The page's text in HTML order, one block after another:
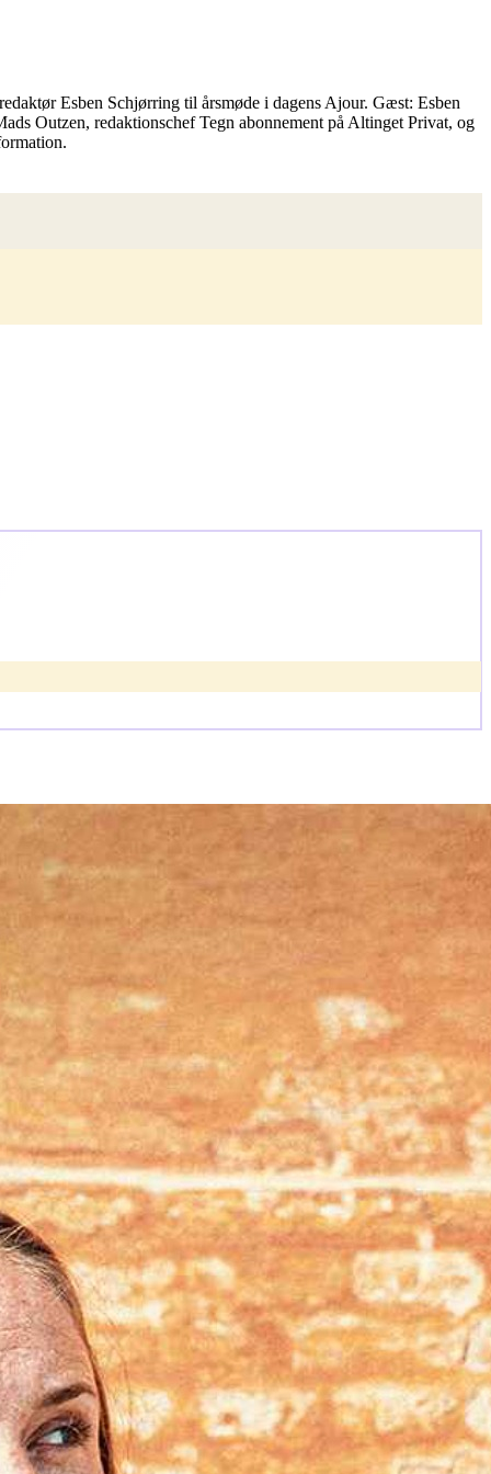
Esben Schjørring til årsmøde i dagens Ajour. Gæst: Esben
Outzen, redaktionschef Tegn abonnement på Altinget Privat, og